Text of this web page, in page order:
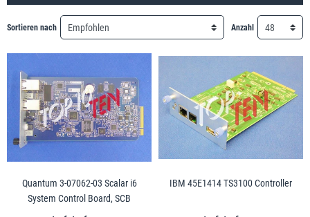
Quantum 3-07062-03 Scalar i6
System Control Board, SCB
IBM 45E1414 TS3100 Controller